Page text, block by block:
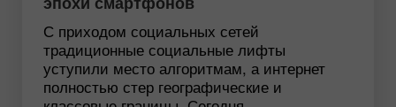
С приходом социальных сетей
традиционные социальные лифты
уступили место алгоритмам, а интернет
полностью стер географические и